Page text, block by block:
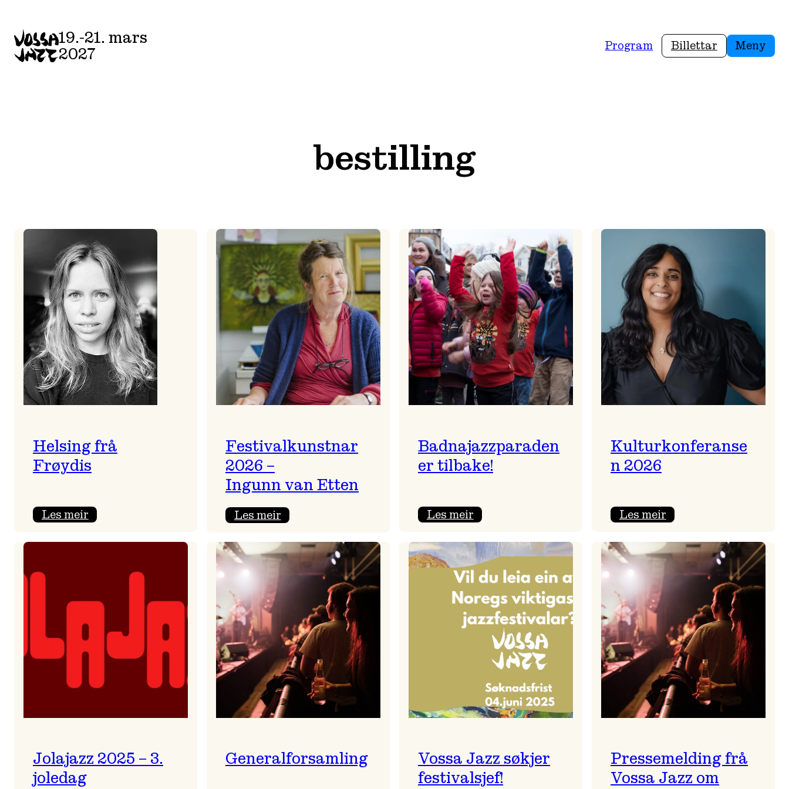
content
19.-21. mars
2027
Program Billettar Meny
bestilling
Helsing frå
Frøydis
Les meir:
frå
Festivalkunstnar
2026 –
Ingunn van Etten
Les meir:
2026
–
Ingunn van Etten
Badnajazzparaden
er tilbake!
Les meir:
er
tilbake!
Kulturkonferanse
n 2026
Les meir:
2026
Jolajazz 2025 – 3.
joledag
Generalforsamling
Vossa Jazz søkjer
festivalsjef!
Pressemelding frå
Vossa Jazz om